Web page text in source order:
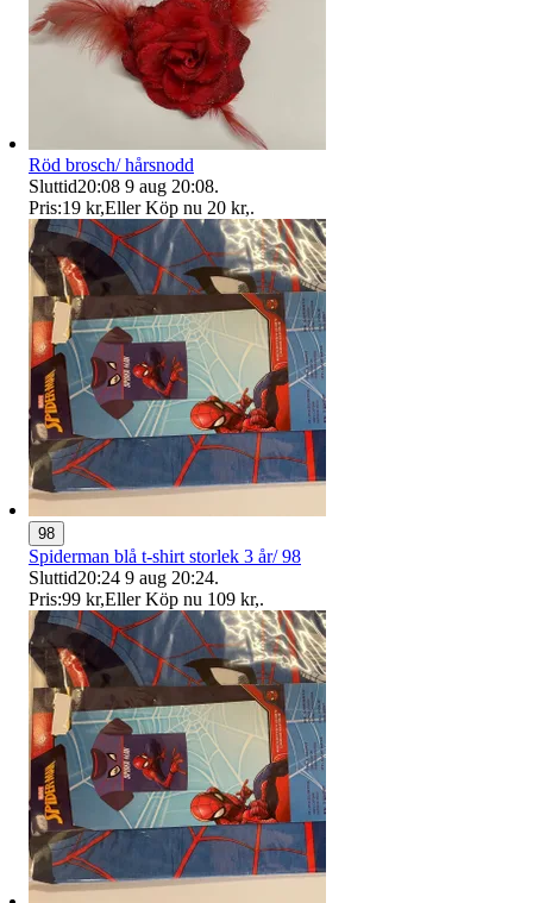
Röd brosch/ hårsnodd
Sluttid20:08 9 aug 20:08.
Pris:19 kr,Eller Köp nu 20 kr,.
98
Spiderman blå t-shirt storlek 3 år/ 98
Sluttid20:24 9 aug 20:24.
Pris:99 kr,Eller Köp nu 109 kr,.